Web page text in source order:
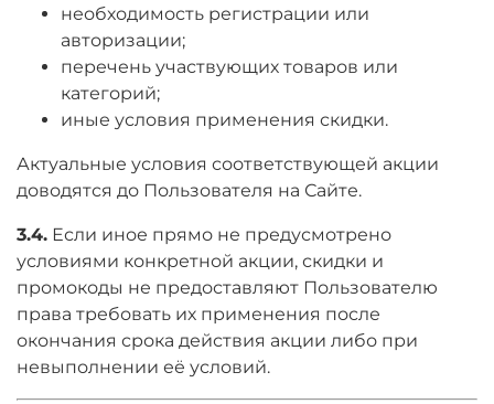
необходимость регистрации или
авторизации;
перечень участвующих товаров или
категорий;
иные условия применения скидки.
Актуальные условия соответствующей акции
доводятся до Пользователя на Сайте.
3.4. Если иное прямо не предусмотрено
условиями конкретной акции, скидки и
промокоды не предоставляют Пользователю
права требовать их применения после
окончания срока действия акции либо при
невыполнении её условий.